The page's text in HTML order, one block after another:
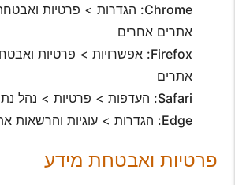
Chrome: הגדרות > פרטיות ואבטחה
אתרים אחרים
Firefox: אפשרויות > פרטיות
אתרים
Safari: העדפות > פרטיות > נהל
Edge: הגדרות > עוגיות והרשאות
פרטיות ואבטחת מידע